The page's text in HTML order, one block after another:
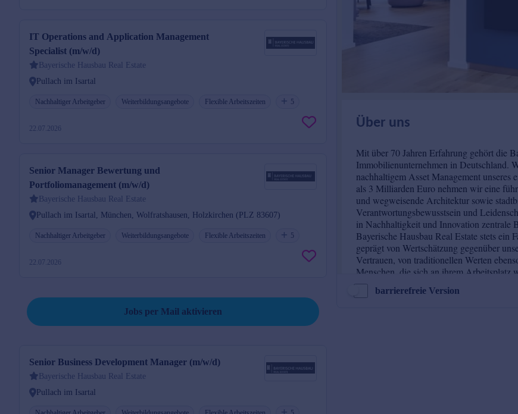
IT Operations and Application Management
Specialist (m/w/d)
Bayerische Hausbau Real Estate
Pullach im Isartal
Nachhaltiger Arbeitgeber Weiterbildungsangebote Flexible Arbeitszeiten 5
22.07.2026
Senior Manager Bewertung und
Portfoliomanagement (m/w/d)
Bayerische Hausbau Real Estate
Pullach im Isartal, München, Wolfratshausen, Holzkirchen (PLZ 83607)
Nachhaltiger Arbeitgeber Weiterbildungsangebote Flexible Arbeitszeiten 5
22.07.2026
Jobs per Mail aktivieren
Senior Business Development Manager (m/w/d)
Bayerische Hausbau Real Estate
Pullach im Isartal
barrierefreie Version